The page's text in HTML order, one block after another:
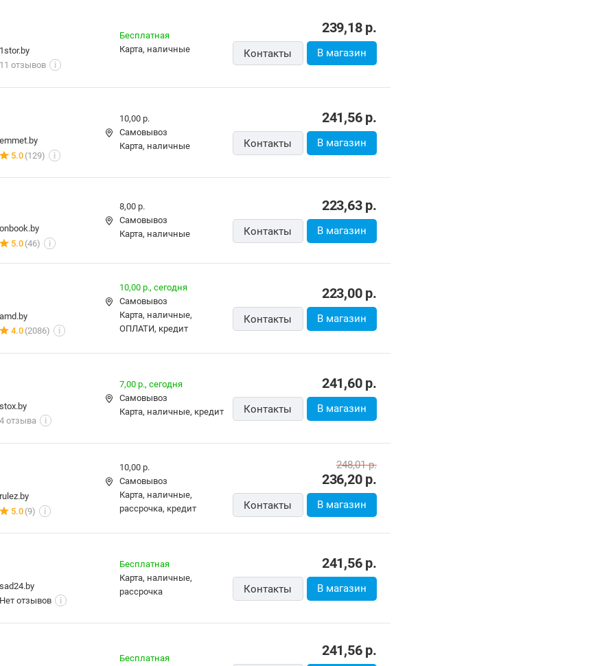
1stor.by
11 отзывов
i
Бесплатная
карта, наличные
239,18р.
Контакты В магазин
emmet.by
5.0 (129) i
10,00 р.
Самовывоз
карта, наличные
241,56р.
Контакты В магазин
onbook.by
5.0 (46) i
8,00 р.
Самовывоз
карта, наличные
223,63р.
Контакты В магазин
amd.by
4.0 (2086) i
10,00 р., сегодня
Самовывоз
карта, наличные,
ОПЛАТИ, кредит
223,00р.
Контакты В магазин
stox.by
4 отзыва
i
7,00 р., сегодня
Самовывоз
карта, наличные, кредит
241,60р.
Контакты В магазин
rulez.by
5.0 (9) i
10,00 р.
Самовывоз
карта, наличные,
рассрочка, кредит
236,20р.
248,01р.
Контакты В магазин
sad24.by
Нет отзывов
i
Бесплатная
карта, наличные,
рассрочка
241,56р.
Контакты В магазин
Бесплатная
241,56р.